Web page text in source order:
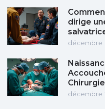
dirige
décembre
décembre